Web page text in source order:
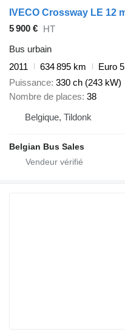
5 900 €
HT
Bus urbain
2011
634 895 km
Euro 5
Puissance 330 ch (243 kW)
Nombre de places 38
Belgique, Tildonk
Belgian Bus Sales